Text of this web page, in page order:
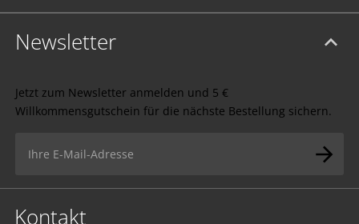
Newsletter
Jetzt zum Newsletter anmelden und 5 €
Willkommensgutschein für die nächste Bestellung sichern.
Kontakt